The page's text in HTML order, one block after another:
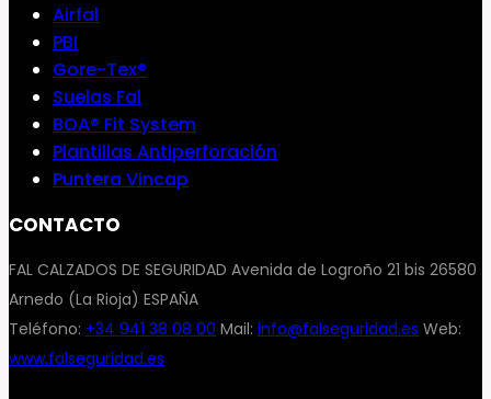
Airfal
PBI
Gore-Tex®
Suelas Fal
BOA® Fit System
Plantillas Antiperforación
Puntera Vincap
CONTACTO
FAL CALZADOS DE SEGURIDAD Avenida de Logroño 21 bis 26580
Arnedo (La Rioja) ESPAÑA
Teléfono: +34 941 38 08 00 Mail: info@falseguridad.es Web:
www.falseguridad.es